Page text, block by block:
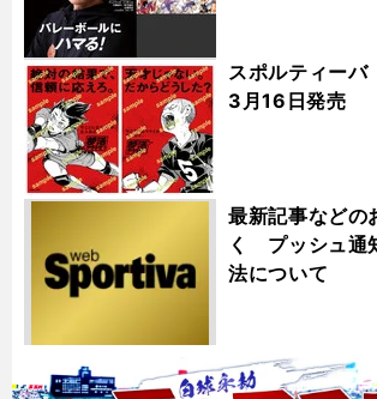
スポルティー
3月16日発売
最新記事などの
く プッシュ通
法について